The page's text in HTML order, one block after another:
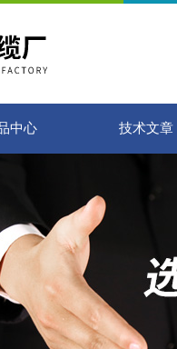
中心 技术文章